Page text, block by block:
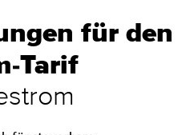
für den
Tarif